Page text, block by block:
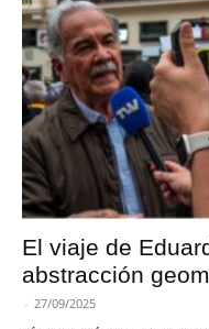
El viaje de
abstracción
- 27/09/2025